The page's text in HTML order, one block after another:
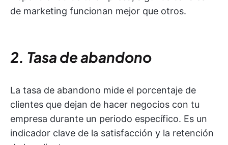
de marketing funcionan mejor que otros.
2. Tasa de abandono
La tasa de abandono mide el porcentaje de
clientes que dejan de hacer negocios con tu
empresa durante un periodo específico. Es un
indicador clave de la satisfacción y la retención